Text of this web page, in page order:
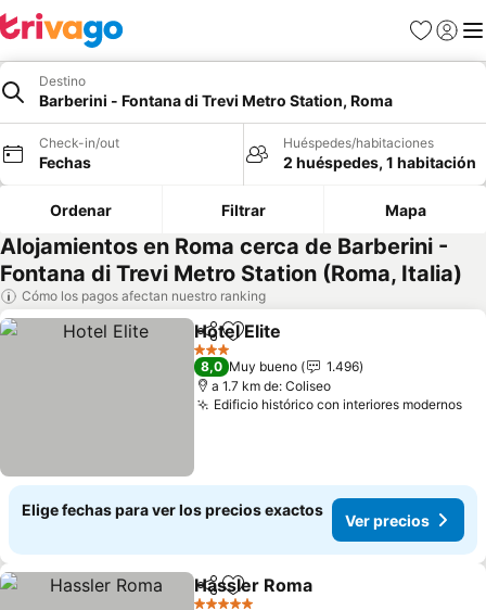
Favoritos
Iniciar
Destino
Barberini - Fontana di Trevi Metro Station, Roma
Check-in/out
Fechas
Huéspedes/habitaciones
2 huéspedes, 1 habitación
Ordenar Filtrar Mapa
Alojamientos en Roma cerca de Barberini -
Fontana di Trevi Metro Station (Roma, Italia)
Cómo los pagos afectan nuestro ranking
CompartirAgregar a favoritos
Hotel Elite
3 Estrellas
8,0 Muy bueno
1.496
a 1.7 km de: Coliseo
Edificio histórico con interiores modernos
Elige fechas para ver los precios exactos
Ver precios
CompartirAgregar a favoritos
Hassler Roma